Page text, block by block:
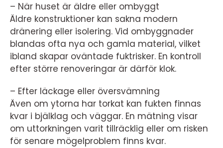
– När huset är äldre eller ombyggt
Äldre konstruktioner kan sakna modern
dränering eller isolering. Vid ombyggnader
blandas ofta nya och gamla material, vilket
ibland skapar oväntade fuktrisker. En kontroll
efter större renoveringar är därför klok.
– Efter läckage eller översvämning
Även om ytorna har torkat kan fukten finnas
kvar i bjälklag och väggar. En mätning visar
om uttorkningen varit tillräcklig eller om risken
för senare mögelproblem finns kvar.